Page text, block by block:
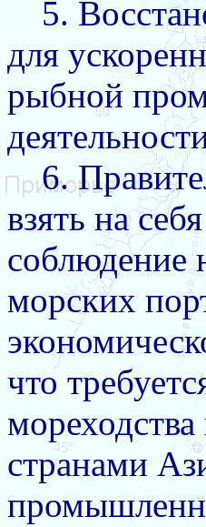
5.
для
рыбной
6.
взять на
соблюдение
морских
что
странами